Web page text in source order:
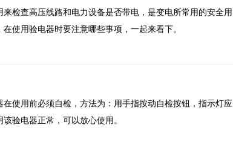
检查高压线路和电力设备是否带电，是变电所常用的安全用
使用验电器时要注意哪些事项，一起来看下。
使用前必须自检，方法为：用手指按动自检按钮，指示灯应
验电器正常，可以放心使用。